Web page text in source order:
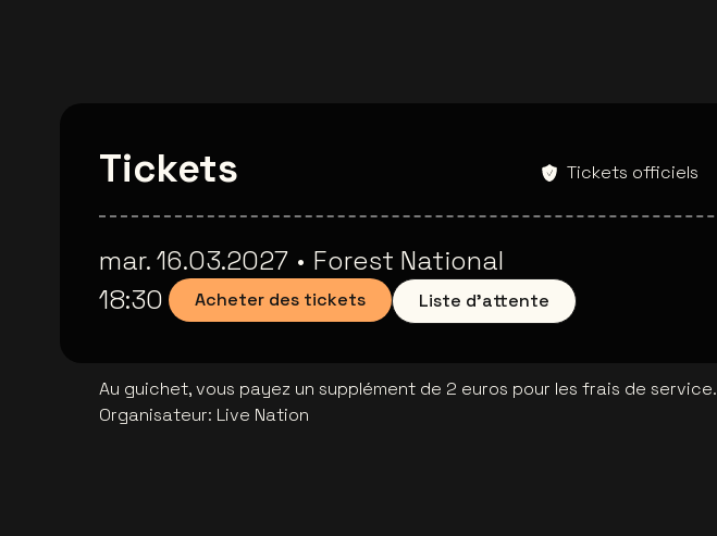
Tickets Tickets officiels
mar. 16.03.2027 • Forest National
18:30
Acheter des tickets Liste d'attente
Au guichet, vous payez un supplément de 2 euros pour les frais de service.
Organisateur: Live Nation